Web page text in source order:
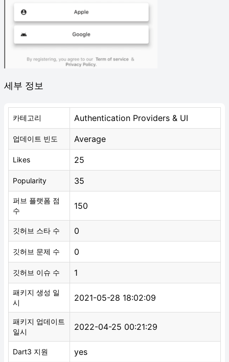
세부 정보
카테고리 Authentication Providers & UI
업데이트 빈도 Average
Likes 25
Popularity 35
퍼브 플랫폼 점
수
150
깃허브 스타 수 0
깃허브 문제 수 0
깃허브 이슈 수 1
패키지 생성 일
시
2021-05-28 18:02:09
패키지 업데이트
일시
2022-04-25 00:21:29
Dart3 지원 yes